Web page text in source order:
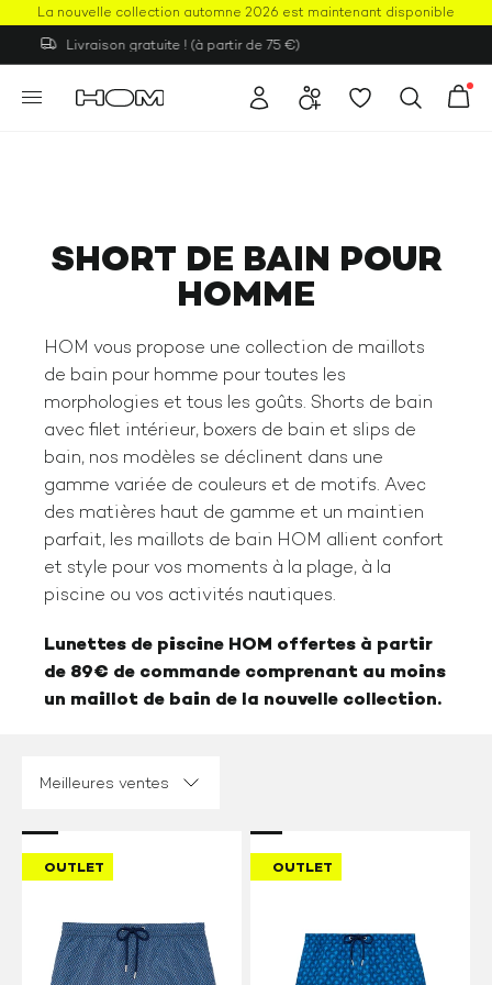
La nouvelle collection automne 2026 est maintenant disponible
Livraison gratuite ! (à partir de 75 €)
SHORT DE BAIN POUR
HOMME
HOM vous propose une collection de maillots
de bain pour homme pour toutes les
morphologies et tous les goûts. Shorts de bain
avec filet intérieur, boxers de bain et slips de
bain, nos modèles se déclinent dans une
gamme variée de couleurs et de motifs. Avec
des matières haut de gamme et un maintien
parfait, les maillots de bain HOM allient confort
et style pour vos moments à la plage, à la
piscine ou vos activités nautiques.
Lunettes de piscine HOM offertes à partir
de 89€ de commande comprenant au moins
un maillot de bain de la nouvelle collection.
OUTLET OUTLET